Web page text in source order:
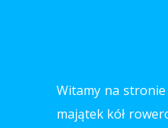
Witamy na stronie
majątek kół